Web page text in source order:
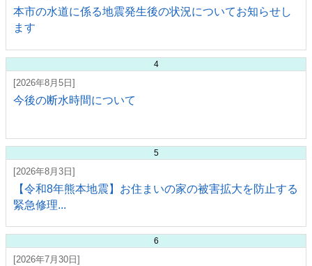
本市の水道に係る地震発生後の状況についてお知らせし
ます
4
[2026年8月5日]
今後の断水時間について
5
[2026年8月3日]
【令和8年熊本地震】お住まいの家の被害拡大を防止する
緊急修理...
6
[2026年7月30日]